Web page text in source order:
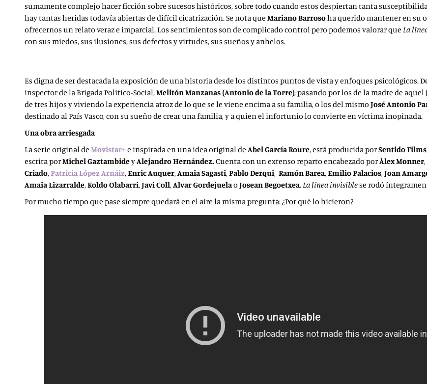
sumamente complejo hacer ficción sobre sucesos históricos, sobre todo cuando estos despiertan tanta
hay tantas heridas todavía abiertas de difícil cicatrización. Se nota que Mariano Barrosoha querido mantener en su
ofrecernos un relato veraz e imparcial. Los sentimientos son de complicado control pero podemos valorar que La
con sus miedos, sus ilusiones, sus defectos y virtudes, sus sueños y anhelos.
Es digna de ser destacada la exposición de una historia desde los distintos puntos de vista y enfoques psicológicos.
inspector de la Brigada Politico-Social,Melitón Manzanas (Antonio de la Torre); pasando por los de la madre de aquel (
de tres hijos y viviendo la experiencia atroz de lo que se le viene encima a su familia, o los del mismo José Antonio
destinado al País Vasco, con su sueño de crear una familia, y a quien el infortunio lo convierte en víctima inopinada.
Una obra arriesgada
La serie original de Movistar+e inspirada en una idea original deAbel García Roure, está producida porSentido Films
escrita porMichelGaztambideyAlejandro Hernández. Cuenta con un extenso reparto encabezado porÀlex Monner,
Criado,Patricia López Arnáiz,Enric Auquer,Amaia Sagasti,PabloDerqui, Ramón Barea,Emilio Palacios,Joan
Amaia Lizarralde,Koldo Olabarri,Javi Coll,Alvar Gordejuelao Josean Begoetxea.La línea invisiblese rodó
Por mucho tiempo que pase siempre quedará en el aire la misma pregunta: ¿Por qué lo hicieron?